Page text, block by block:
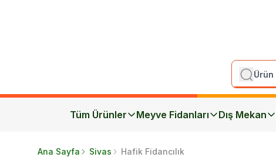
Tüm Ürünler Meyve Fidanları Dış Mekan
Ana Sayfa Sivas Hafik Fidancılık